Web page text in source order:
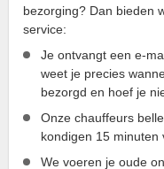
bezorging? Dan bieden
service:
Je ontvangt een e-
weet je precies
bezorgd en hoef je
Onze chauffeurs
kondigen 15 minuten
We voeren je oude